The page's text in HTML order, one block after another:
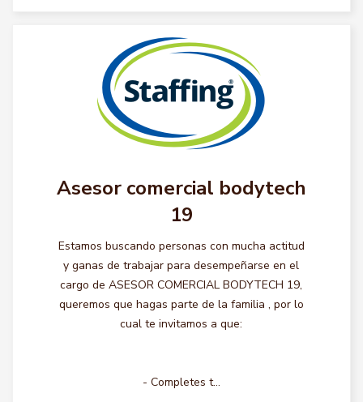
Asesor comercial bodytech
19
Estamos buscando personas con mucha actitud
y ganas de trabajar para desempeñarse en el
cargo de ASESOR COMERCIAL BODYTECH 19,
queremos que hagas parte de la familia , por lo
cual te invitamos a que:
- Completes t...